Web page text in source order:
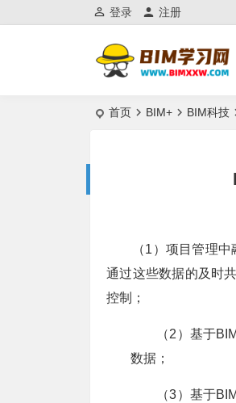
登录 注册
首页 BIM+ BIM科技
（1）项目管理
通过这些数据的及时
控制；
（2）基于
数据；
（3）基于